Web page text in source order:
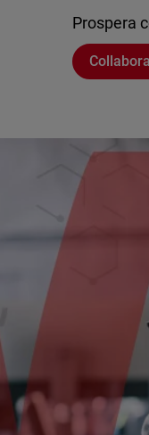
Prospera
Collabora